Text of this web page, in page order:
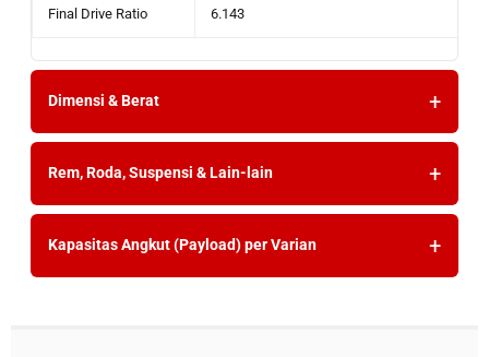
Final Drive Ratio 6.143
Dimensi & Berat
Rem, Roda, Suspensi & Lain-lain
Kapasitas Angkut (Payload) per Varian